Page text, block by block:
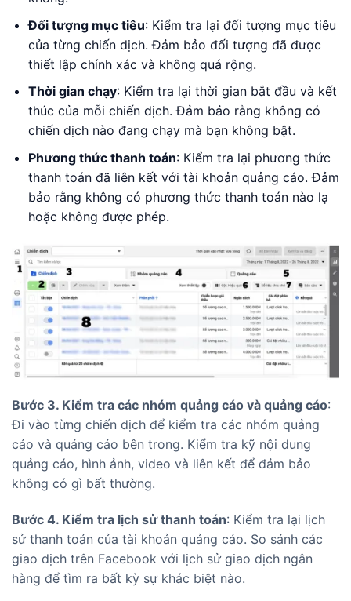
Đối tượng mục tiêu: Kiểm tra lại đối tượng mục tiêu
của từng chiến dịch. Đảm bảo đối tượng đã được
thiết lập chính xác và không quá rộng.
Thời gian chạy: Kiểm tra lại thời gian bắt đầu và kết
thúc của mỗi chiến dịch. Đảm bảo rằng không có
chiến dịch nào đang chạy mà bạn không bật.
Phương thức thanh toán: Kiểm tra lại phương thức
thanh toán đã liên kết với tài khoản quảng cáo. Đảm
bảo rằng không có phương thức thanh toán nào lạ
hoặc không được phép.
Bước 3. Kiểm tra các nhóm quảng cáo và quảng cáo:
Đi vào từng chiến dịch để kiểm tra các nhóm quảng
cáo và quảng cáo bên trong. Kiểm tra kỹ nội dung
quảng cáo, hình ảnh, video và liên kết để đảm bảo
không có gì bất thường.
Bước 4. Kiểm tra lịch sử thanh toán: Kiểm tra lại lịch
sử thanh toán của tài khoản quảng cáo. So sánh các
giao dịch trên Facebook với lịch sử giao dịch ngân
hàng để tìm ra bất kỳ sự khác biệt nào.